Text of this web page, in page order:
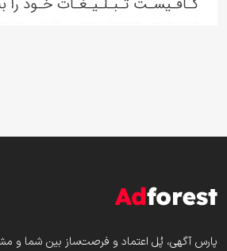
پارس‌ آگهی، پُل اعتماد و فرصت‌ساز بین شما و